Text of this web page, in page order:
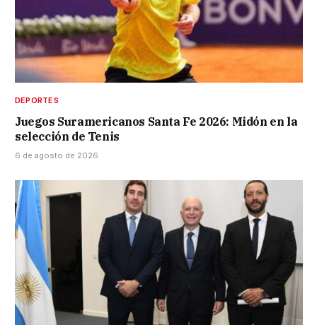
DEPORTES
Juegos Suramericanos Santa Fe 2026: Midón en la
selección de Tenis
6 de agosto de 2026